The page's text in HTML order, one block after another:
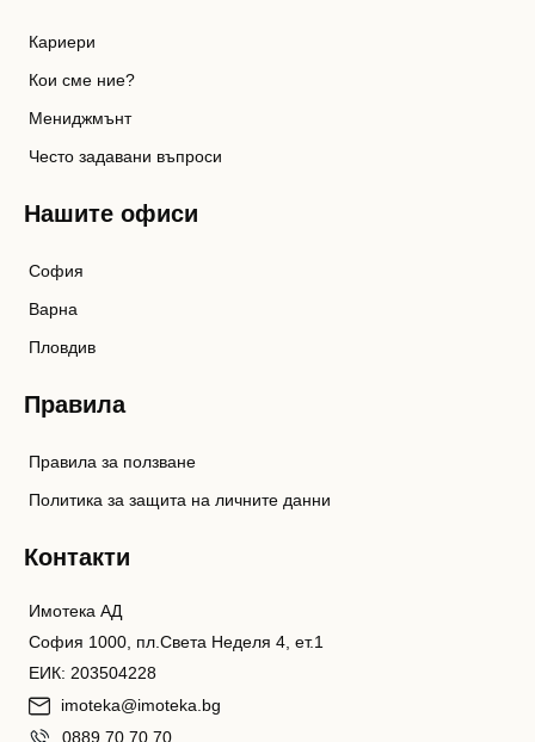
Кариери
Кои сме ние?
Мениджмънт
Често задавани въпроси
Нашите офиси
София
Варна
Пловдив
Правила
Правила за ползване
Политика за защита на личните данни
Контакти
Имотека АД
София 1000, пл.Света Неделя 4, ет.1
ЕИК: 203504228
imoteka@imoteka.bg
0889 70 70 70